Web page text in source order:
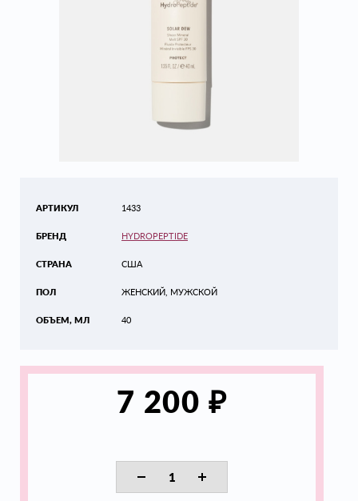
АРТИКУЛ
БРЕНД
СТРАНА
ПОЛ
ОБЪЕМ, МЛ
1433
HYDROPEPTIDE
США
ЖЕНСКИЙ, МУЖСКОЙ
40
7 200 ₽